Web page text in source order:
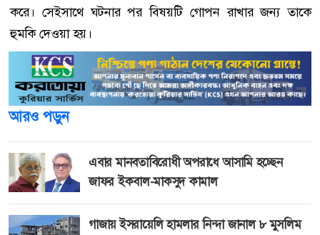
করে। সেইসাথে ঘটনার পর বিষয়টি গোপন রাখার জন্য তাকে
হুমকি দেওয়া হয়।
আরও পড়ুন
এবার মানবতাবিরোধী অপরাধে আসামি হচ্ছেন
জাফর ইকবাল-মাকসুদ কামাল
গাজায় ইসরায়েলি হামলার নিন্দা জানাল ৮ মুসলিম